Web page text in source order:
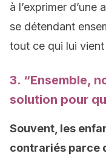
à l’exprimer d’une
se détendant
tout ce qui lui vient
3. “Ensemble,
solution pour
Souvent, les
contrariés parce